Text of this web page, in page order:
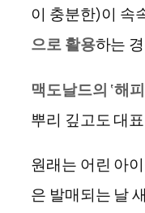
이 충분한)이 속
으로 활용하는
맥도날드의 ‘해
뿌리 깊고도 대
원래는 어린 아
은 발매되는 날